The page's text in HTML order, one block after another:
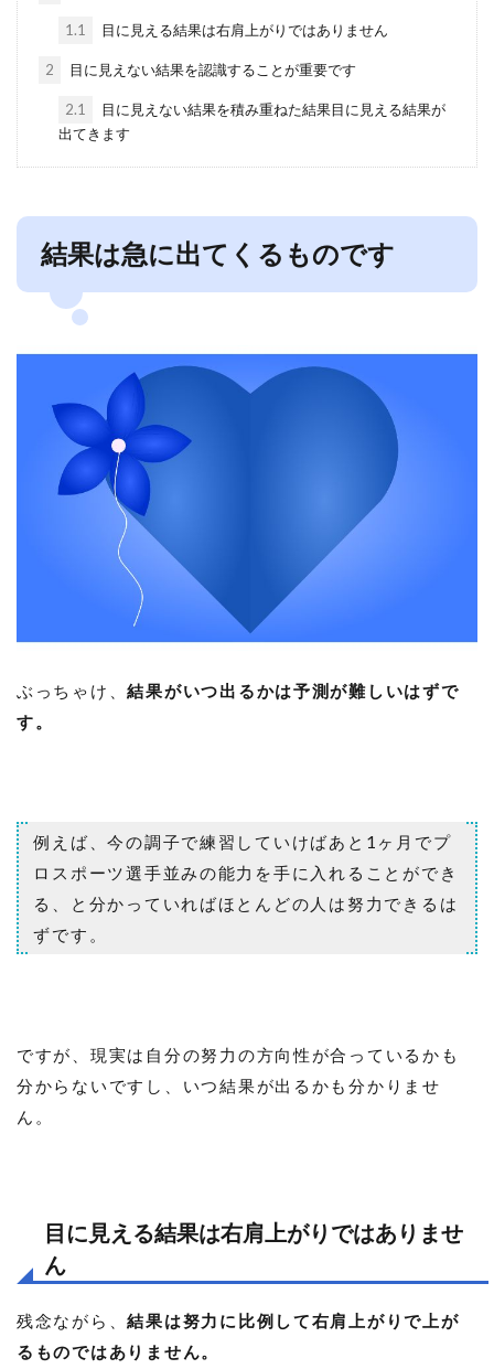
1.1 目に見える結果は右肩上がりではありません
2 目に見えない結果を認識することが重要です
2.1
目に見えない結果を積み重ねた結果目に見える結果が
出てきます
結果は急に出てくるものです
ぶっちゃけ、結果がいつ出るかは予測が難しいはずで
す。
例えば、今の調子で練習していけばあと1ヶ月でプ
ロスポーツ選手並みの能力を手に入れることができ
る、と分かっていればほとんどの人は努力できるは
ずです。
ですが、現実は自分の努力の方向性が合っているかも
分からないですし、いつ結果が出るかも分かりませ
ん。
目に見える結果は右肩上がりではありませ
ん
残念ながら、結果は努力に比例して右肩上がりで上が
るものではありません。